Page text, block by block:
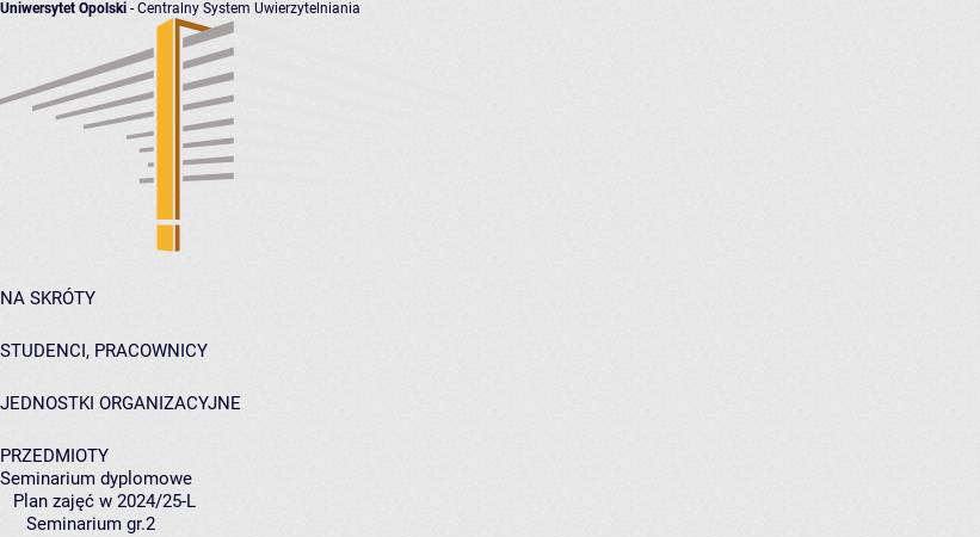
Uniwersytet Opolski - Centralny System Uwierzytelniania
NA SKRÓTY
STUDENCI, PRACOWNICY
JEDNOSTKI ORGANIZACYJNE
PRZEDMIOTY
Seminarium dyplomowe
Plan zajęć w 2024/25-L
Seminarium gr.2